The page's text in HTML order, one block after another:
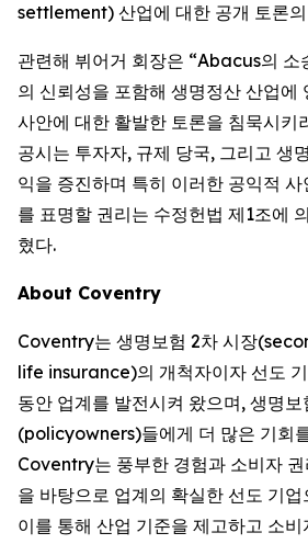
settlement) 산업에 대한 공개 토론
관련해 뷔어거 회장은 “Abacus의 소
의 신뢰성을 포함해 생명정산 산업에
사안에 대한 활발한 토론을 침묵시키
공시는 투자자, 규제 당국, 그리고 생
익을 증진하며 특히 이러한 공익적
를 표명할 권리는 수정헌법 제1조에
혔다.
About Coventry
Coventry는 생명보험 2차 시장
life insurance)의 개척자이자 선도
동안 업계를 발전시켜 왔으며, 생명
(policyowners)들에게 더 많은 기회
Coventry는 풍부한 경험과 소비자
을 바탕으로 업계의 확실한 선도 기
이를 통해 산업 기준을 제고하고 소